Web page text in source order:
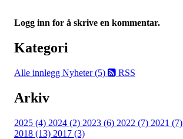
Logg inn for å skrive en kommentar.
Kategori
Alle innlegg Nyheter (5) RSS
Arkiv
2025 (4) 2024 (2) 2023 (6) 2022 (7) 2021 (7)
2018 (13) 2017 (3)